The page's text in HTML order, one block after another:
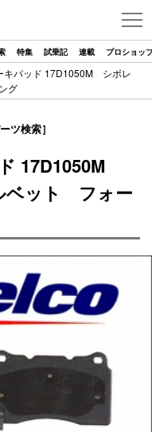
特集 試乗記 連載 プロショッ
キパッド 17D1050M シボレ
グ
ツ検索］
17D1050M
ット フォー